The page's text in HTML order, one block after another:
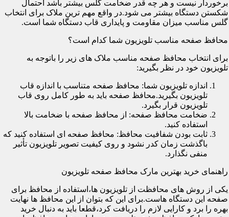
برخوردار نیست و هر چه قدر ضخامت گلس بیشتر باشد احتمال
شکستن دستگاه بیشتر می شود.در واقع مهم ترین ملاک برای انتخاب
گلس مناسب میزان مقاومت و پایداری قاب دستگاه شما است.
محافظ صفحه مناسب تلویزیون شما کدام است؟
برای انتخاب محافظ صفحه مناسب ملاک های زیر را باتوجه به
تلویزیون خود در نظر بگیرید:
اندازه تلویزیون شما: محافظ صفحه متناسب با اندازه قاب
تلویزیون بگیرید.محافظ صفحه باید به طور کامل روی قاب
تلویزیون قرار بگیرد.
ضخامت محافظ صفحه: از محافظ صفحه با ضخامت بالا
استفاده کنید.
ثابت بودن شفافیت محافظ: محافظ صفحه ای استفاده کنید که
باگذشت زمان کدر نشود و روی کیفیت تصویر تلویزیون تأثیر
منفی نگذارد.
راهنمای خرید بهترین مارک محافظ صفحه تلویزیون
یکی از روش های محافظت از تلویزیون ها،استفاده از محافظ برای
صفحه این دستگاه هاست.برای این که بتوان از این محافظ ها نهایت
بهره را برد و کارایی لازم را دریافت کرد،قطعا باید به دنبال خرید